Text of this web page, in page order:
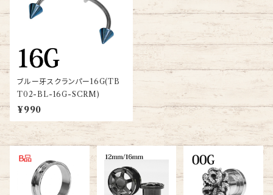
ブルー牙スクランパー16G(TB
T02-BL-16G-SCRM)
¥990